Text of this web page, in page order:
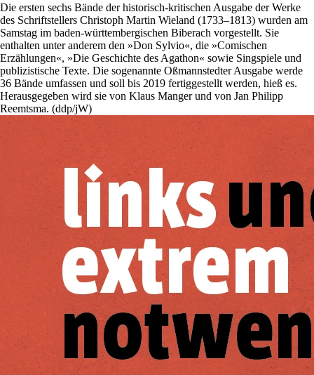
Die ersten sechs Bände der historisch-kritischen Ausgabe der Werke
des Schriftstellers Christoph Martin Wieland (1733–1813) wurden am
Samstag im baden-württembergischen Biberach vorgestellt. Sie
enthalten unter anderem den »Don Sylvio«, die »Comischen
Erzählungen«, »Die Geschichte des Agathon« sowie Singspiele und
publizistische Texte. Die sogenannte Oßmannstedter Ausgabe werde
36 Bände umfassen und soll bis 2019 fertiggestellt werden, hieß es.
Herausgegeben wird sie von Klaus Manger und von Jan Philipp
Reemtsma. (ddp/jW)